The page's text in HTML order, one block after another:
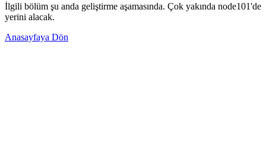
İlgili bölüm şu anda geliştirme aşamasında. Çok yakında node101'de
yerini alacak.
Anasayfaya Dön